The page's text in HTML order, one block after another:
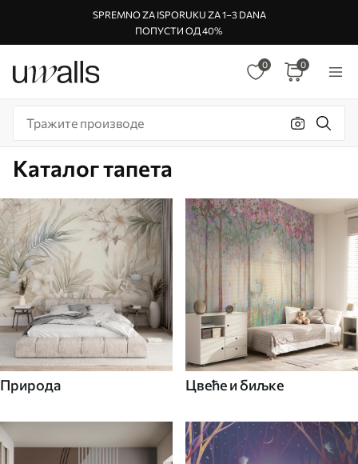
SPREMNO ZA ISPORUKU ZA 1–3 DANA
ПОПУСТИ ОД 40%
0 0
Каталог тапета
Природа Цвеће и биљке